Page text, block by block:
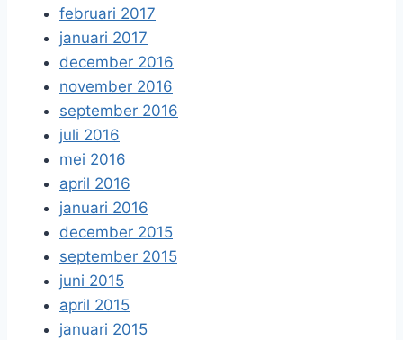
februari 2017
januari 2017
december 2016
november 2016
september 2016
juli 2016
mei 2016
april 2016
januari 2016
december 2015
september 2015
juni 2015
april 2015
januari 2015